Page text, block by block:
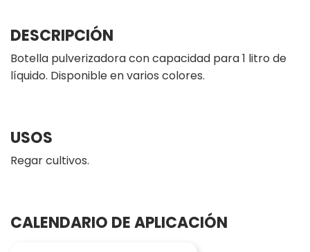
DESCRIPCIÓN
Botella pulverizadora con capacidad para 1 litro de
líquido. Disponible en varios colores.
USOS
Regar cultivos.
CALENDARIO DE APLICACIÓN